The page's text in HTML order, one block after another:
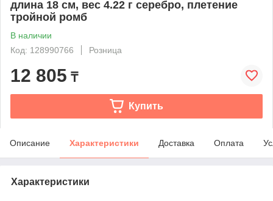
длина 18 см, вес 4.22 г серебро, плетение
тройной ромб
В наличии
Код: 128990766
Розница
12 805 ₸
Купить
Описание Характеристики Доставка Оплата
Характеристики